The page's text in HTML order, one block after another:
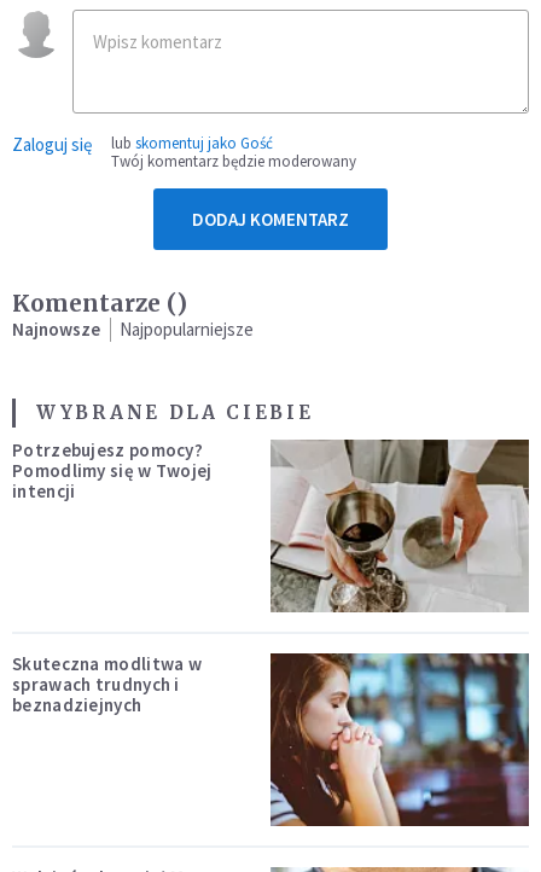
Zaloguj się lub skomentuj jako Gość
Twój komentarz będzie moderowany
DODAJ KOMENTARZ
Komentarze ()
Najnowsze Najpopularniejsze
WYBRANE DLA CIEBIE
Potrzebujesz pomocy?
Pomodlimy się w Twojej
intencji
Skuteczna modlitwa w
sprawach trudnych i
beznadziejnych